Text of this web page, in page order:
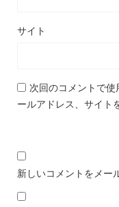
サイト
次回のコメントで
ールアドレス、サイト
新しいコメントをメー